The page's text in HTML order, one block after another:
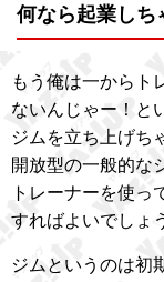
何なら起業しち
もう俺は一からト
ないんじゃー！と
ジムを立ち上げち
開放型の一般的な
トレーナーを使っ
すればよいでしょ
ジムというのは初